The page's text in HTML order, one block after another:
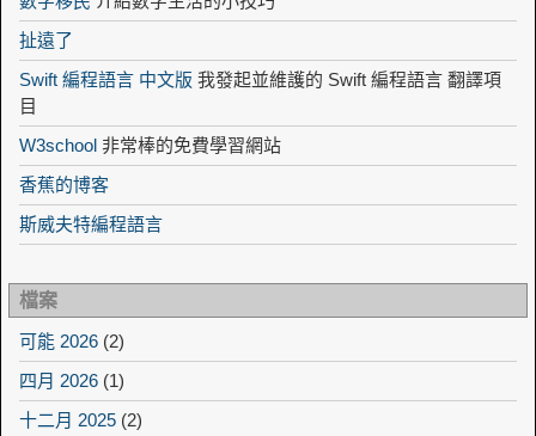
扯遠了
Swift 編程語言 中文版 我發起並維護的 Swift 編程語言 翻譯項
目
W3school 非常棒的免費學習網站
香蕉的博客
斯威夫特編程語言
檔案
可能 2026 (2)
四月 2026 (1)
十二月 2025 (2)